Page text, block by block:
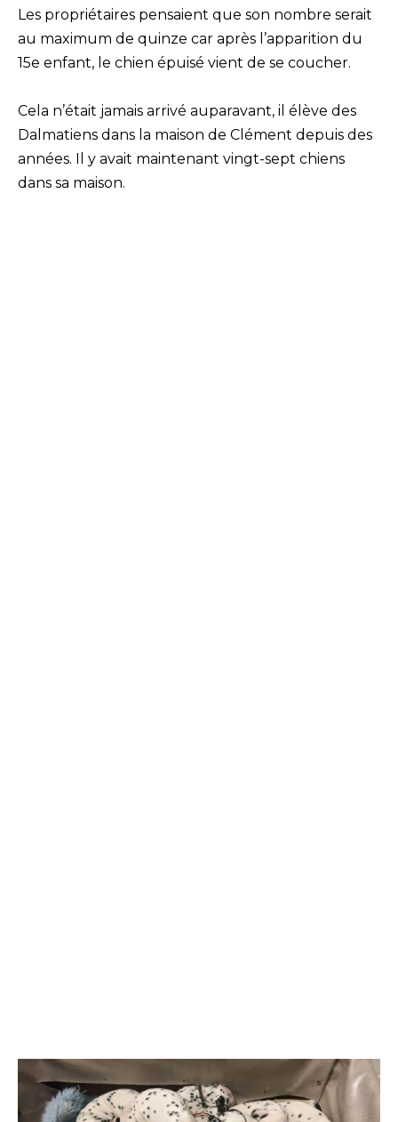
Les propriétaires pensaient que son nombre serait
au maximum de quinze car après l’apparition du
15e enfant, le chien épuisé vient de se coucher.
Cela n’était jamais arrivé auparavant, il élève des
Dalmatiens dans la maison de Clément depuis des
années. Il y avait maintenant vingt-sept chiens
dans sa maison.